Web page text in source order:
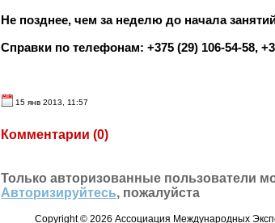
Не позднее, чем за неделю до начала
Справки по телефонам: +375 (29) 106-54-58,
15 янв 2013, 11:57
Комментарии (0)
Только авторизованные пользователи
Авторизируйтесь, пожалуйста
Copyright © 2026 Ассоциация Международных